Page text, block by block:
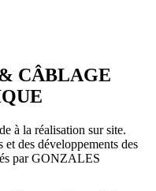
CÂBLAGE
à la réalisation sur site.
et des développements des
par GONZALES